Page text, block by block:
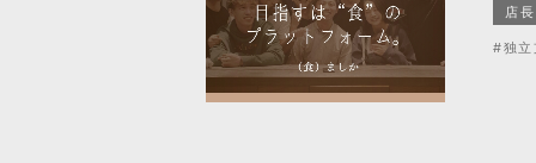
店
#独立